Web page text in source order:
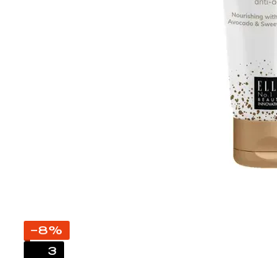
−8%
3